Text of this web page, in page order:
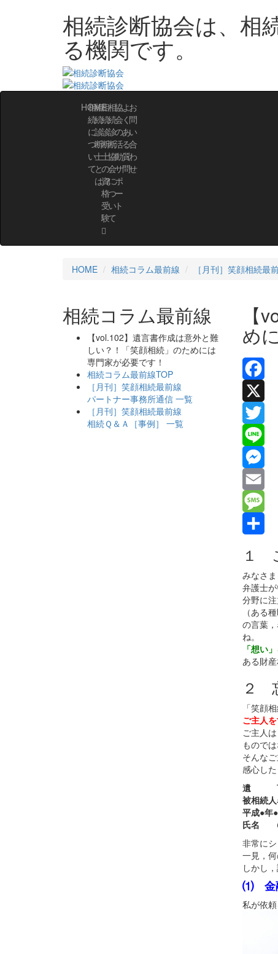
相続診断協会は、相
る機関です。
HOME
相
続
に
つ
い
て
相
続
診
断
士
と
は？
相
続
診
断
士
の
資
格
受
験
相
続
診
断
協
会
に
つ
い
て
協
会
の
活
動・
サ
ポ
ー
ト
よ
く
あ
る
質
問
お
問
い
合
わ
せ
HOME 相続コラム最前線 ［月刊］笑顔相続
【
め
Facebook
X
Twitter
Line
Email
Message
１
みなさま
弁護士
分野に
（ある
の言葉
ね。
「想い
ある財
２
「笑顔
ご主人
ご主人
もので
そんな
感心し
遺
被相続
平成●年
氏名
非常に
一見，
しかし
⑴ 金
私が依
相続コラム最前線
【vol.102】遺言書作成は意外と難
しい？！「笑顔相続」のためには
専門家が必要です！
相続コラム最前線TOP
［月刊］笑顔相続最前線
パートナー事務所通信 一覧
［月刊］笑顔相続最前線
相続Ｑ＆Ａ［事例］ 一覧